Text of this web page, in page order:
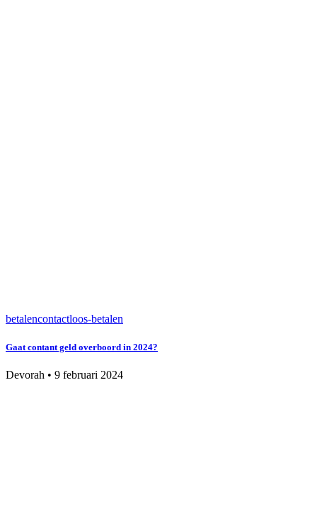
betalencontactloos-betalen
Gaat contant geld overboord in 2024?
Devorah • 9 februari 2024